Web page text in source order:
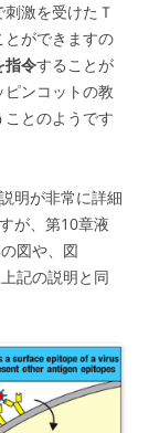
激を受けたＴ
ができますの
指令することが
ンコットの教
とのようです
明が非常に詳細
が、第10章液
図や、図
記の説明と同